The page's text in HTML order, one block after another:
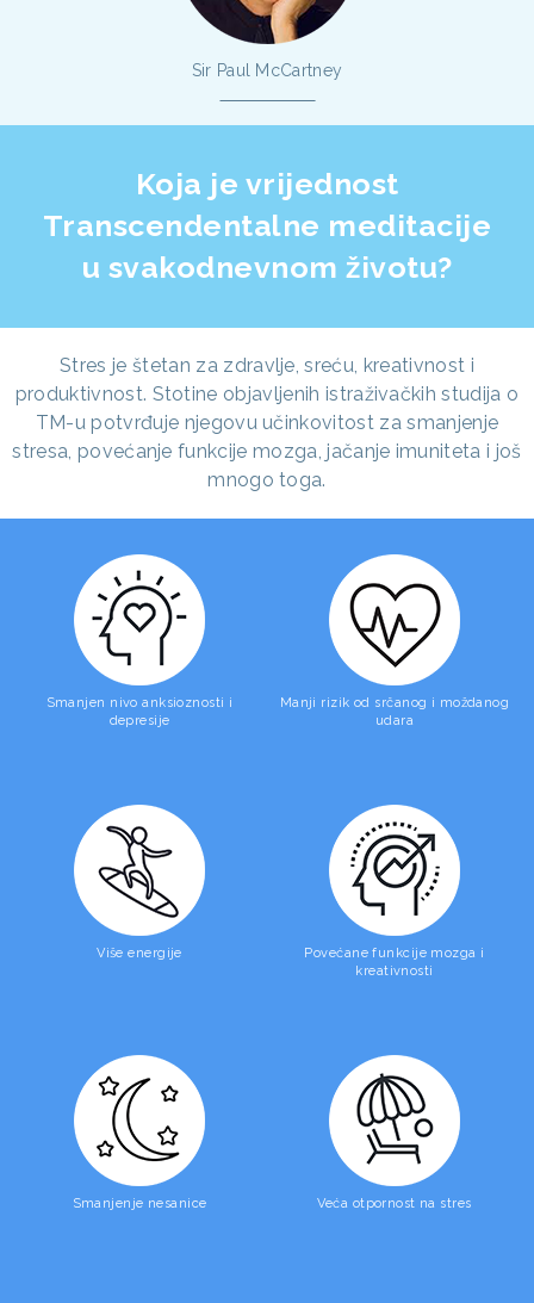
Sir Paul McCartney
Koja je vrijednost
Transcendentalne meditacije
u svakodnevnom životu?
Stres je štetan za zdravlje, sreću, kreativnost i
produktivnost. Stotine objavljenih istraživačkih studija o
TM-u potvrđuje njegovu učinkovitost za smanjenje
stresa, povećanje funkcije mozga, jačanje imuniteta i još
mnogo toga.
Smanjen nivo anksioznosti i
depresije
Manji rizik od srčanog i moždanog
udara
Više energije
Povećane funkcije mozga i
kreativnosti
Smanjenje nesanice Veća otpornost na stres